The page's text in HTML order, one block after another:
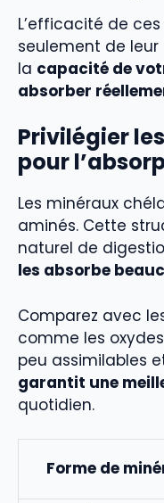
L’efficacité de
seulement de
la capacité de
absorber
Privilégier
pour
Les minéraux
aminés. Cette
naturel de
les absorbe
Comparez avec
comme les
peu assimilables
garantit une
quotidien.
Forme de